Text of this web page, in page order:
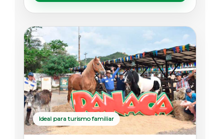
Ideal para turismo familiar